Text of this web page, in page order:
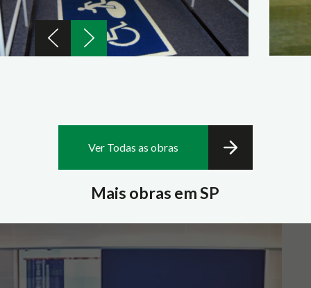
Mais obras em SP
Ver Todas as obras